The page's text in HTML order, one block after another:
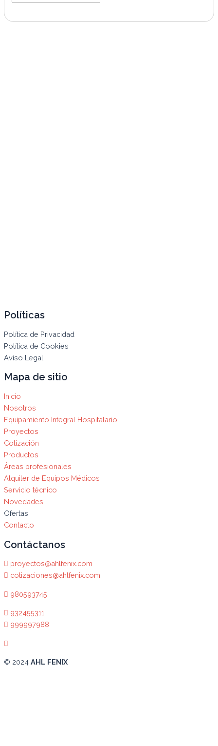
Políticas
Política de Privacidad
Política de Cookies
Aviso Legal
Mapa de sitio
Inicio
Nosotros
Equipamiento Integral Hospitalario
Proyectos
Cotización
Productos
Áreas profesionales
Alquiler de Equipos Médicos
Servicio técnico
Novedades
Ofertas
Contacto
Contáctanos
proyectos@ahlfenix.com
cotizaciones@ahlfenix.com
980593745
932455311
999997988
© 2024 AHL FENIX